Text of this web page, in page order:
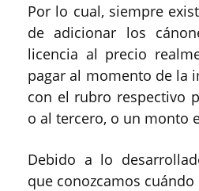
Por lo cual, siempre
de adicionar los
licencia al precio
pagar al momento de la
con el rubro respectivo
o al tercero, o un monto
Debido a lo
que conozcamos